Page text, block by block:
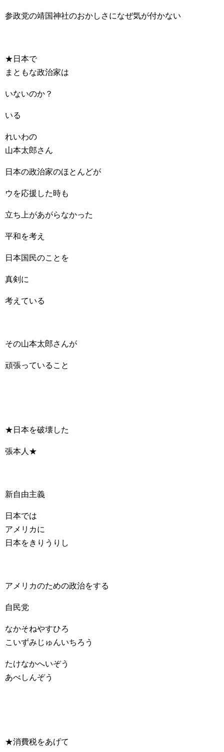
参政党の靖国神社のおかしさになぜ気が付かない
★日本で
まともな政治家は
いないのか？
いる
れいわの
山本太郎さん
日本の政治家のほとんどが
ウを応援した時も
立ち上があがらなかった
平和を考え
日本国民のことを
真剣に
考えている
その山本太郎さんが
頑張っていること
★日本を破壊した
張本人★
新自由主義
日本では
アメリカに
日本をきりうりし
アメリカのための政治をする
自民党
なかそねやすひろ
こいずみじゅんいちろう
たけなかへいぞう
あべしんぞう
★消費税をあげて